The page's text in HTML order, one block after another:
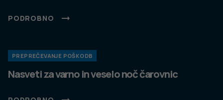
PODROBNO
PREPREČEVANJE POŠKODB
Nasveti za varno in veselo noč čarovnic